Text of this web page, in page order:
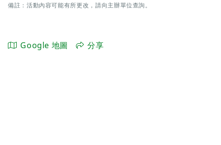
備註：活動內容可能有所更改，請向主辦單位查詢。
Google 地圖 分享